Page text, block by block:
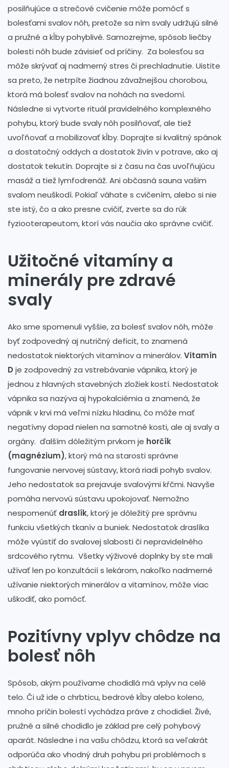
posilňujúce a strečové cvičenie môže pomôcť s
bolesťami svalov nôh, pretože sa ním svaly udržujú silné
a pružné a kĺby pohyblivé. Samozrejme, spôsob liečby
bolesti nôh bude závisieť od príčiny. Za bolesťou sa
môže skrývať aj nadmerný stres či prechladnutie. Uistite
sa preto, že netrpíte žiadnou závažnejšou chorobou,
ktorá má bolesť svalov na nohách na svedomí.
Následne si vytvorte rituál pravidelného komplexného
pohybu, ktorý bude svaly nôh posilňovať, ale tiež
uvoľňovať a mobilizovať kĺby. Doprajte si kvalitný spánok
a dostatočný oddych a dostatok živín v potrave, ako aj
dostatok tekutín. Doprajte si z času na čas uvoľňujúcu
masáž a tiež lymfodrenáž. Ani občasná sauna vašim
svalom neuškodí. Pokiaľ váhate s cvičením, alebo si nie
ste istý, čo a ako presne cvičiť, zverte sa do rúk
fyziooterapeutom, ktorí vás naučia ako správne cvičiť.
Užitočné vitamíny a
minerály pre zdravé
svaly
Ako sme spomenuli vyššie, za bolesť svalov nôh, môže
byť zodpovedný aj nutričný deficit, to znamená
nedostatok niektorých vitamínov a minerálov. Vitamín
D je zodpovedný za vstrebávanie vápnika, ktorý je
jednou z hlavných stavebných zložiek kostí. Nedostatok
vápnika sa nazýva aj hypokalciémia a znamená, že
vápnik v krvi má veľmi nízku hladinu, čo môže mať
negatívny dopad nielen na samotné kosti, ale aj svaly a
orgány. ďalším dôležitým prvkom je horčík
(magnézium), ktorý má na starosti správne
fungovanie nervovej sústavy, ktorá riadi pohyb svalov.
Jeho nedostatok sa prejavuje svalovými kŕčmi. Navyše
pomáha nervovú sústavu upokojovať. Nemožno
nespomenúť draslík, ktorý je dôležitý pre správnu
funkciu všetkých tkanív a buniek. Nedostatok draslíka
môže vyústiť do svalovej slabosti či nepravidelného
srdcového rytmu. Všetky výživové doplnky by ste mali
užívať len po konzultácií s lekárom, nakoľko nadmerné
užívanie niektorých minerálov a vitamínov, môže viac
uškodiť, ako pomôcť.
Pozitívny vplyv chôdze na
bolesť nôh
Spôsob, akým používame chodidlá má vplyv na celé
telo. Či už ide o chrbticu, bedrové kĺby alebo koleno,
mnoho príčin bolestí vychádza práve z chodidiel. Živé,
pružné a silné chodidlo je základ pre celý pohybový
aparát. Následne i na vašu chôdzu, ktorá sa veľakrát
odporúča ako vhodný druh pohybu pri problémoch s